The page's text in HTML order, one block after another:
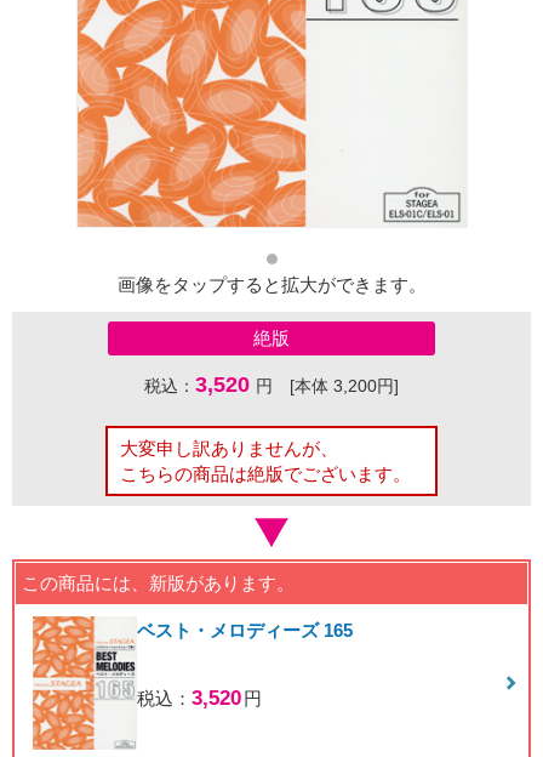
画像をタップすると拡大ができます。
絶版
税込： 3,520 円 [本体 3,200円]
大変申し訳ありませんが、
こちらの商品は絶版でございます。
この商品には、新版があります。
ベスト・メロディーズ 165
税込： 3,520円